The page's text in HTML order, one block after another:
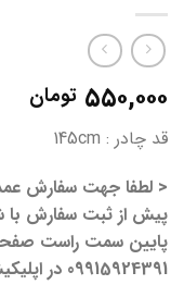
۵۵۰,۰۰۰ تومان
قد چادر : 145cm
< لطفا جهت سفارش
پایین سمت راست صفحه)
09915924391 در اپلیکیشن ایتا و بله با ما در ارتباط باشید) >